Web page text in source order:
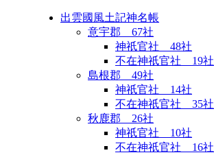
出雲國風土記神名帳
意宇郡 67社
神祇官社 48社
不在神祇官社 19社
島根郡 49社
神祇官社 14社
不在神祇官社 35社
秋鹿郡 26社
神祇官社 10社
不在神祇官社 16社